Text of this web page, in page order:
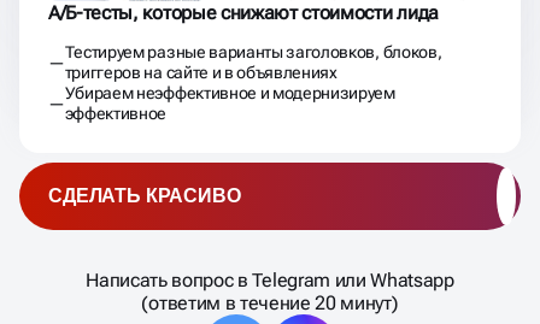
А/Б-тесты, которые снижают стоимости лида
Тестируем разные варианты заголовков, блоков,
триггеров на сайте и в объявлениях
Убираем неэффективное и модернизируем
эффективное
Написать вопрос в Telegram или Whatsapp
(ответим в течение 20 минут)
СДЕЛАТЬ КРАСИВО